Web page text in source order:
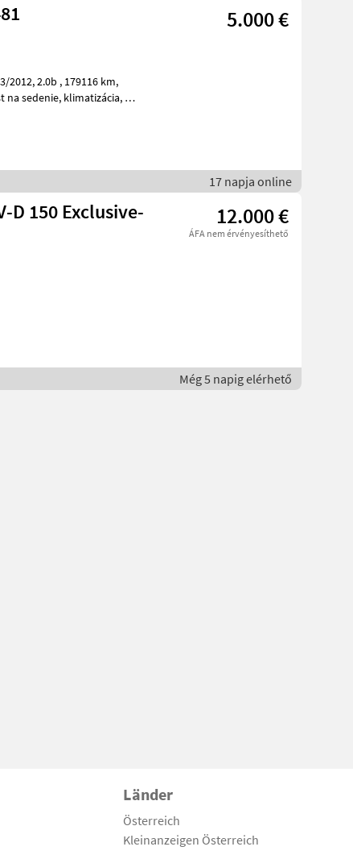
5.000 €
17 napja online
D 150 Exclusive-
12.000 €
ÁFA nem érvényesíthető
Még 5 napig elérhető
Länder
Österreich
Kleinanzeigen Österreich